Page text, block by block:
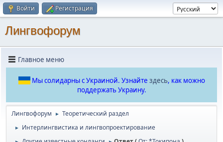
Войти Регистрация
Лингвофорум
Главное меню
Мы солидарны с Украиной. Узнайте здесь, как можно
поддержать Украину.
Лингвофорум ► Теоретический раздел
► Интерлингвистика и лингвопроектирование